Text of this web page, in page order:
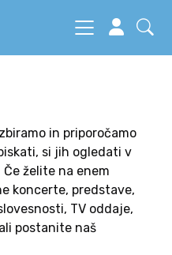
in priporočamo
si jih ogledati v
želite na enem
koncerte, predstave,
TV oddaje,
postanite naš